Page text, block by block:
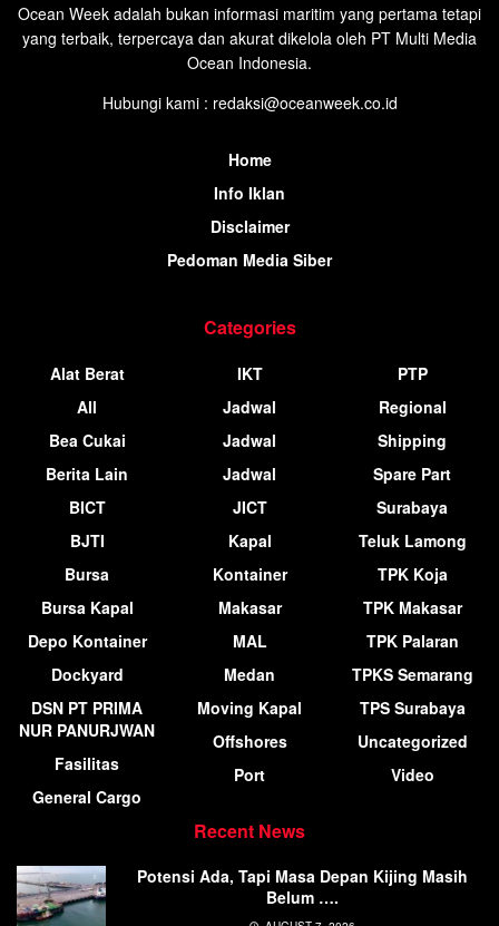
Ocean Week adalah bukan informasi maritim yang pertama tetapi
yang terbaik, terpercaya dan akurat dikelola oleh PT Multi Media
Ocean Indonesia.
Hubungi kami : redaksi@oceanweek.co.id
Home
Info Iklan
Disclaimer
Pedoman Media Siber
Categories
Alat Berat
All
Bea Cukai
Berita Lain
BICT
BJTI
Bursa
Bursa Kapal
Depo Kontainer
Dockyard
DSN PT PRIMA
NUR PANURJWAN
Fasilitas
General Cargo
IKT
Jadwal
Jadwal
Jadwal
JICT
Kapal
Kontainer
Makasar
MAL
Medan
Moving Kapal
Offshores
Port
PTP
Regional
Shipping
Spare Part
Surabaya
Teluk Lamong
TPK Koja
TPK Makasar
TPK Palaran
TPKS Semarang
TPS Surabaya
Uncategorized
Video
Recent News
Potensi Ada, Tapi Masa Depan Kijing Masih
Belum ….